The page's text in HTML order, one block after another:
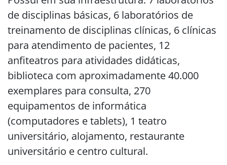
de disciplinas básicas, 6 laboratórios de
treinamento de disciplinas clínicas, 6 clínicas
para atendimento de pacientes, 12
anfiteatros para atividades didáticas,
biblioteca com aproximadamente 40.000
exemplares para consulta, 270
equipamentos de informática
(computadores e tablets), 1 teatro
universitário, alojamento, restaurante
universitário e centro cultural.